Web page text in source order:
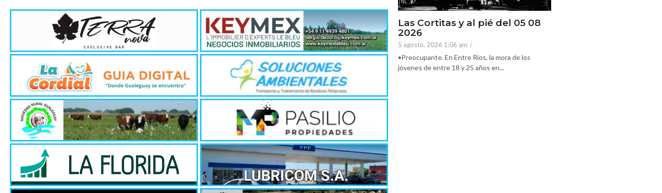
Las Cortitas y al pié del 05 08
2026
5 agosto, 2026 1:06 am /
•Preocupante. En Entre Ríos, la mora de los
jóvenes de entre 18 y 25 años en...